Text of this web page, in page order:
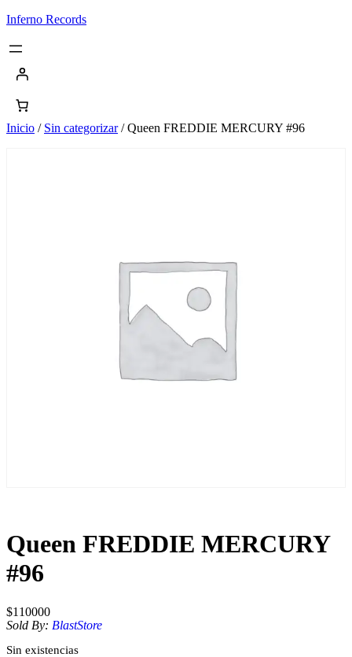
Saltar
contenido
Inferno Records
Inicio / Sin categorizar/ Queen FREDDIE MERCURY #96
Queen FREDDIE MERCURY
#96
$110000
Sold By: BlastStore
Sin existencias